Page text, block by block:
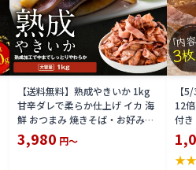
【送料無料】熟成やきいか 1kg
甘辛ダレで柔らか仕上げ イカ 海
鮮 おつまみ 焼きそば・お好み焼
き・BBQにも 冷凍 yakiika2506
3,980 円～
【
12
付き
ス
つ
贈
★